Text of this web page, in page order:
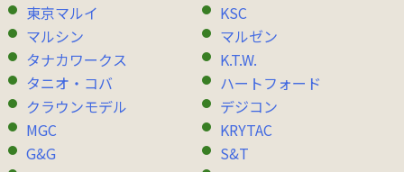
東京マルイ
KSC
マルシン
マルゼン
タナカワークス
K.T.W.
タニオ・コバ
ハートフォード
クラウンモデル
デジコン
MGC
KRYTAC
G&G
S&T